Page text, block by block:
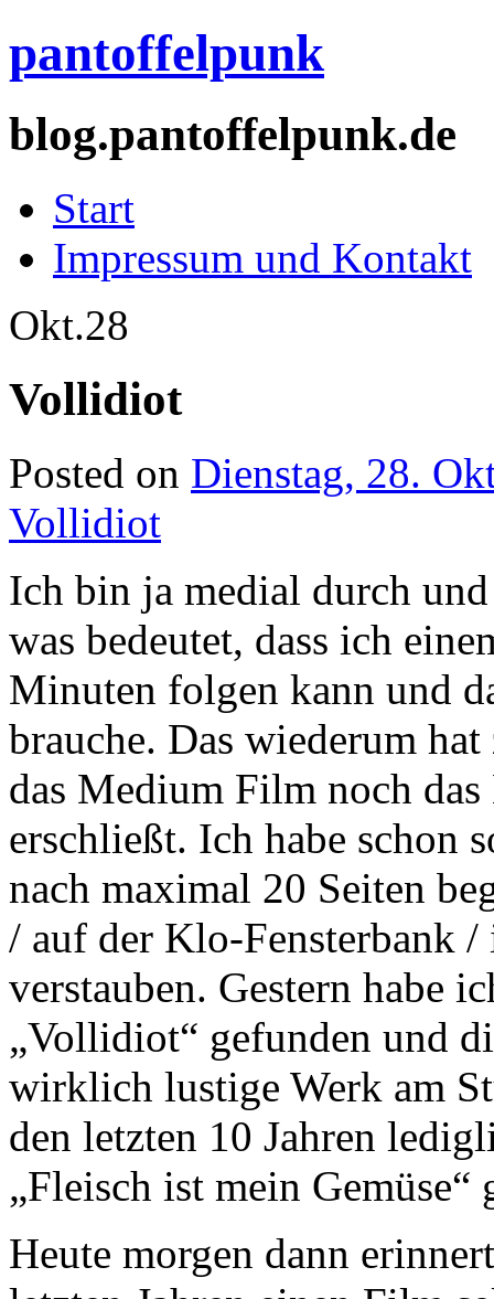
pantoffelpunk
blog.pantoffelpunk.de
Start
Impressum und Kontakt
Okt.28
Vollidiot
Posted on Dienstag, 28.
Vollidiot
Ich bin ja medial durch
was bedeutet, dass ich
Minuten folgen kann und
brauche. Das wiederum
das Medium Film noch
erschließt. Ich habe schon
nach maximal 20 Seiten
/ auf der Klo-Fensterbank /
verstauben. Gestern habe
„Vollidiot“ gefunden und
wirklich lustige Werk am
den letzten 10 Jahren
„Fleisch ist mein Gemüse“
Heute morgen dann